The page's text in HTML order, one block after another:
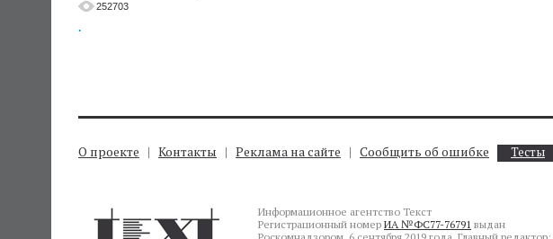
252703
.
О проекте Контакты Реклама на сайте Сообщить об ошибке Тесты
Информационное агентство Текст
Регистрационный номер ИА №ФС77-76791 выдан
Роскомнадзором 6 сентября 2019 года. Главный редактор: